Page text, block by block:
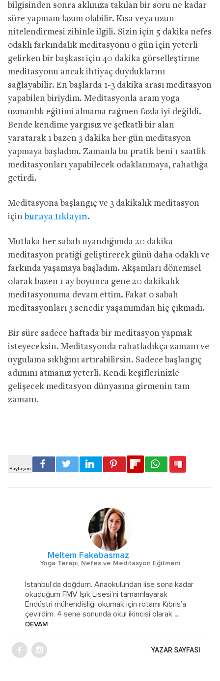
bilgisinden sonra aklınıza takılan bir soru ne kadar
süre yapmam lazım olabilir. Kısa veya uzun
nitelendirmesi zihinle ilgili. Sizin için 5 dakika nefes
odaklı farkındalık meditasyonu o gün için yeterli
gelirken bir başkası için 40 dakika görselleştirme
meditasyonu ancak ihtiyaç duyduklarını
sağlayabilir. En başlarda 1-3 dakika arası meditasyon
yapabilen biriydim. Meditasyonla aram yoga
uzmanlık eğitimi almama rağmen fazla iyi değildi.
Bende kendime yargısız ve şefkatli bir alan
yaratarak 1 bazen 3 dakika her gün meditasyon
yapmaya başladım. Zamanla bu pratik beni 1 saatlik
meditasyonları yapabilecek odaklanmaya, rahatlığa
getirdi.
Meditasyona başlangıç ve 3 dakikalık meditasyon
için buraya tıklayın.
Mutlaka her sabah uyandığımda 20 dakika
meditasyon pratiği geliştirerek günü daha odaklı ve
farkında yaşamaya başladım. Akşamları dönemsel
olarak bazen 1 ay boyunca gene 20 dakikalık
meditasyonuma devam ettim. Fakat o sabah
meditasyonları 3 senedir yaşamımdan hiç çıkmadı.
Bir süre sadece haftada bir meditasyon yapmak
isteyeceksin. Meditasyonda rahatladıkça zamanı ve
uygulama sıklığını artırabilirsin. Sadece başlangıç
adımını atmanız yeterli. Kendi keşiflerinizle
gelişecek meditasyon dünyasına girmenin tam
zamanı.
Meltem Fakabasmaz
Yoga Terapi, Nefes ve Meditasyon Eğitmeni
İstanbul’da doğdum. Anaokulundan lise sona kadar
okuduğum FMV Işık Lisesi’ni tamamlayarak
Endüstri mühendisliği okumak için rotamı Kıbrıs’a
çevirdim. 4 sene sonunda okul ikincisi olarak ...
DEVAM
YAZAR SAYFASI